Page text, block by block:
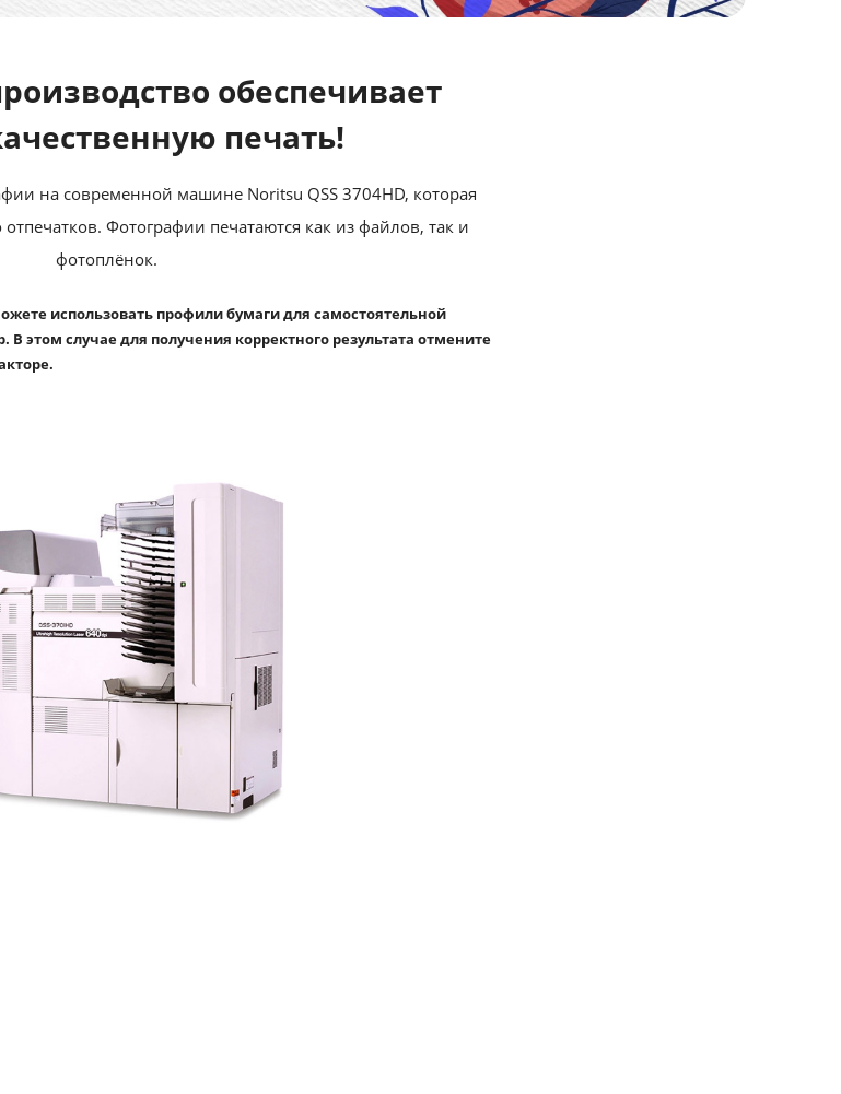
обеспечивает
печать!
на современной машине Noritsu QSS 3704HD, которая
Фотографии печатаются как из файлов, так и
фотоплёнок.
использовать профили бумаги для самостоятельной
В этом случае для получения корректного результата отмените